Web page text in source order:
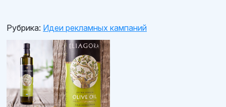
Рубрика: Идеи рекламных кампаний